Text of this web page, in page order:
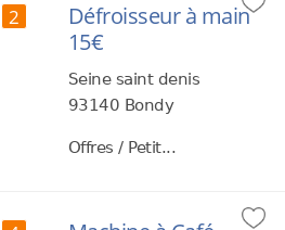
2
Défroisseur à main
15€
Seine saint denis
93140 Bondy
Offres / Petit...